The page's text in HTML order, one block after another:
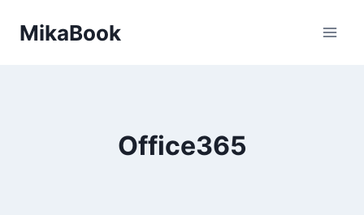
MikaBook
Office365